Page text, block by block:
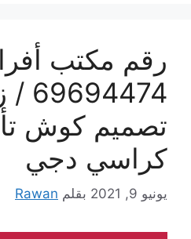
رقم مكتب
تصميم كوش
كراسي دجي
يونيو 9, 2021 بقلم Rawan